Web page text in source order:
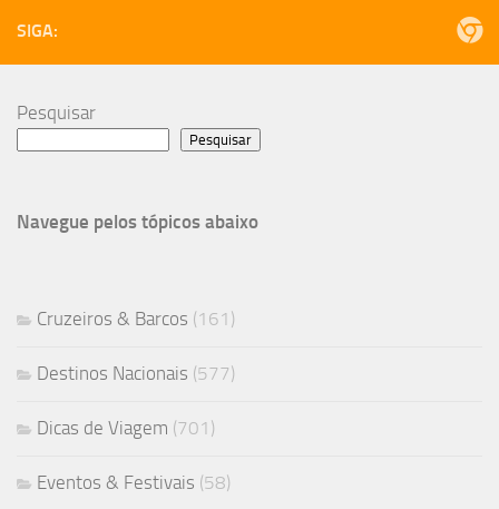
SIGA:
Pesquisar
Pesquisar
Navegue pelos tópicos abaixo
Cruzeiros & Barcos (161)
Destinos Nacionais (577)
Dicas de Viagem (701)
Eventos & Festivais (58)